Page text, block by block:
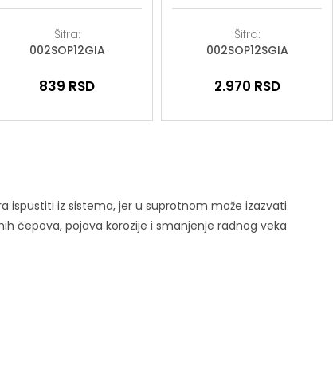
Šifra:
002SOP12GIA
839 RSD
Šifra:
002SOP12SGIA
2.970 RSD
ispustiti iz sistema, jer u suprotnom može izazvati
čepova, pojava korozije i smanjenje radnog veka